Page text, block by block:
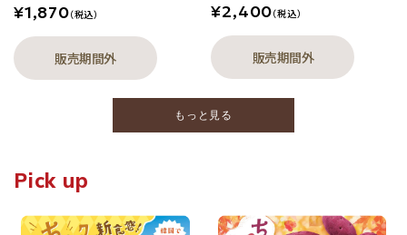
¥1,870（税込）
販売期間外
¥2,400（税込）
販売期間外
もっと見る
Pick up